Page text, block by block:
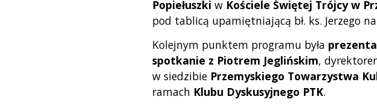
Popiełuszki w Kościele Świętej Trójcy w
pod tablicą upamiętniającą bł. ks. Jerzego
Kolejnym punktem programu była
spotkanie z Piotrem Jeglińskim,
w siedzibie Przemyskiego Towarzystwa
ramach Klubu Dyskusyjnego PTK.